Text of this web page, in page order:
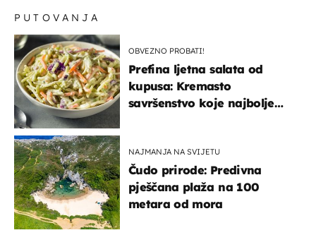
PUTOVANJA
OBVEZNO PROBATI!
Prefina ljetna salata od
kupusa: Kremasto
savršenstvo koje najbolje
NAJMANJA NA SVIJETU
Čudo prirode: Predivna
pješčana plaža na 100
metara od mora